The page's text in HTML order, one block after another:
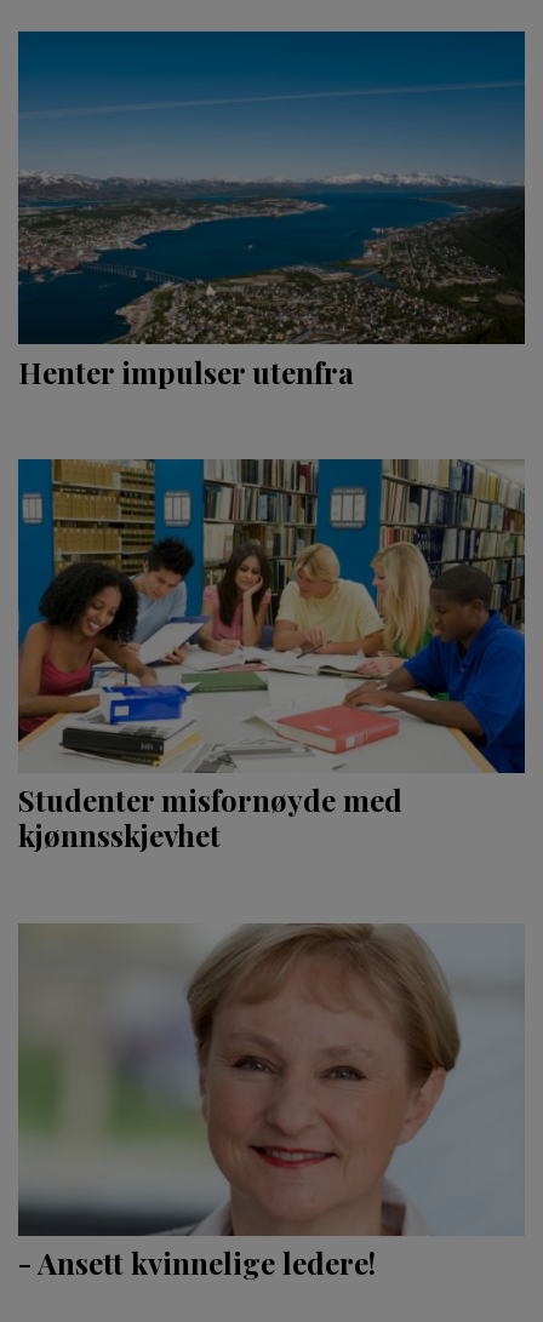
Henter impulser utenfra
Studenter misfornøyde med
kjønnsskjevhet
- Ansett kvinnelige ledere!